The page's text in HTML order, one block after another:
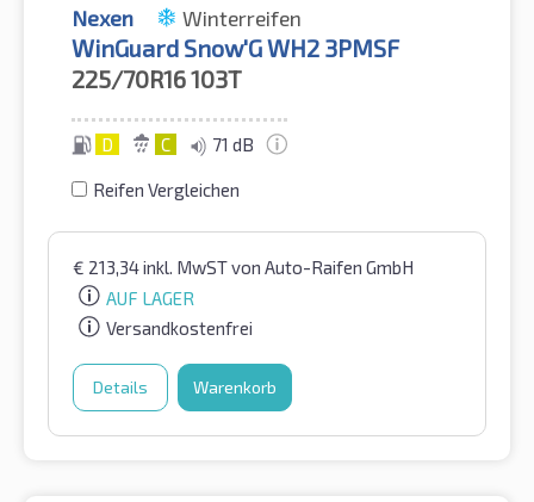
Nexen Winterreifen
WinGuard Snow'G WH2 3PMSF
225/70R16103T
D C 71 dB
Reifen Vergleichen
€ 213,34inkl. MwSTvon Auto-Raifen GmbH
AUF LAGER
Versandkostenfrei
Details Warenkorb